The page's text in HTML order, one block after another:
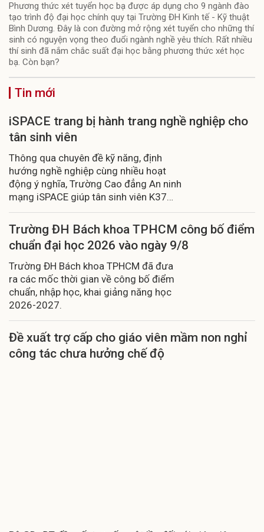
Phương thức xét tuyển học bạ được áp dụng cho 9 ngành đào
tạo trình độ đại học chính quy tại Trường ĐH Kinh tế - Kỹ thuật
Bình Dương. Đây là con đường mở rộng xét tuyển cho những thí
sinh có nguyện vọng theo đuổi ngành nghề yêu thích. Rất nhiều
thí sinh đã nắm chắc suất đại học bằng phương thức xét học
bạ. Còn bạn?
Tin mới
iSPACE trang bị hành trang nghề nghiệp cho
tân sinh viên
Thông qua chuyên đề kỹ năng, định
hướng nghề nghiệp cùng nhiều hoạt
động ý nghĩa, Trường Cao đẳng An ninh
mạng iSPACE giúp tân sinh viên K37
sẵn sàng bước vào môi trường học tập
mới.
Trường ĐH Bách khoa TPHCM công bố điểm
chuẩn đại học 2026 vào ngày 9/8
Trường ĐH Bách khoa TPHCM đã đưa
ra các mốc thời gian về công bố điểm
chuẩn, nhập học, khai giảng năng học
2026-2027.
Đề xuất trợ cấp cho giáo viên mầm non nghỉ
công tác chưa hưởng chế độ